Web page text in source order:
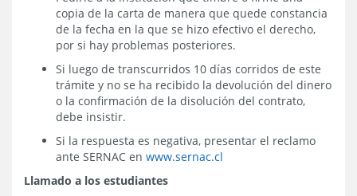
copia de la carta de manera que quede constancia
de la fecha en la que se hizo efectivo el derecho,
por si hay problemas posteriores.
Si luego de transcurridos 10 días corridos de este
trámite y no se ha recibido la devolución del dinero
o la confirmación de la disolución del contrato,
debe insistir.
Si la respuesta es negativa, presentar el reclamo
ante SERNAC en www.sernac.cl
Llamado a los estudiantes